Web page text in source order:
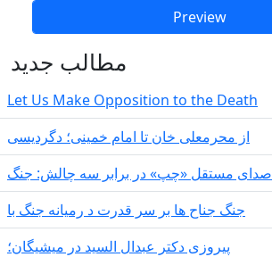
مطالب جدید
Let Us Make Opposition to the Death
از محرمعلی خان تا امام خمینی؛ دگردیسی
صدای مستقل «چپ» در برابر سه چالش: جنگ
جنگ جناح ها بر سر قدرت د رمیانە جنگ با
پیروزی دکتر عبدال السید در میشیگان؛